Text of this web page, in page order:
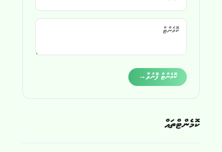
ކޮމެންޓް ފޮނުވާ→
ކޮމެންޓްތައް